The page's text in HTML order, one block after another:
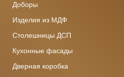
Доборы
Изделия из МДФ
Столешницы ДСП
Кухонные фасады
Дверная коробка